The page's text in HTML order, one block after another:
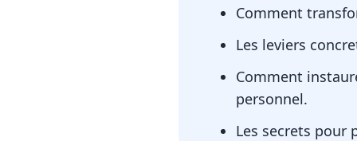
Comment
Les leviers
Comment
personnel.
Les secrets pour